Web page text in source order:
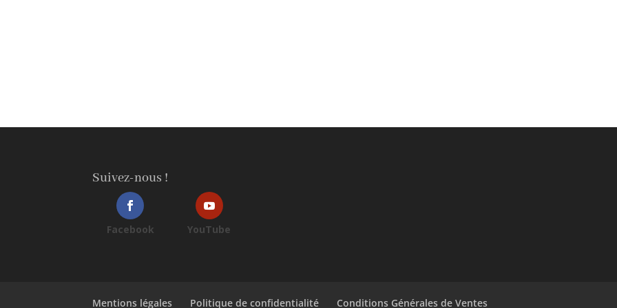
Suivez-nous !
Facebook YouTube
Mentions légales Politique de confidentialité Conditions Générales de Ventes